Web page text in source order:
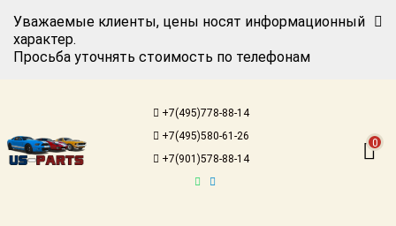
Уважаемые клиенты, цены носят информационный
характер.
Просьба уточнять стоимость по телефонам
+7(495)778-88-14
+7(495)580-61-26
+7(901)578-88-14
0
Авторизация
американских
автомобилей